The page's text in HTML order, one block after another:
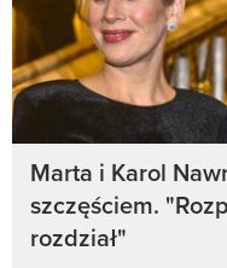
Marta i Karol
szczęściem.
rozdział"